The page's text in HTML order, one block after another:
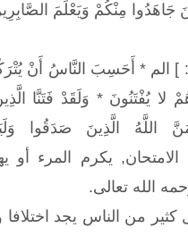
جَاهَدُوا مِنْكُمْ وَيَعْلَمَ
] الم * أَحَسِبَ النَّاسُ أَنْ
لا يُفْتَنُونَ * وَلَقَدْ فَتَنَّا
اللَّهُ الَّذِينَ صَدَقُوا
الامتحان, يكرم المرء أو
الله تعالى.
كثير من الناس يجد اختلافا